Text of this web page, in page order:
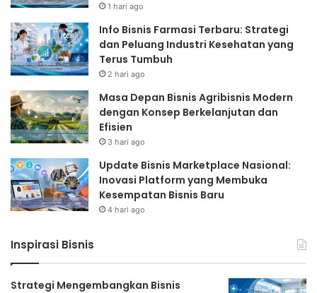
1 hari ago
Info Bisnis Farmasi Terbaru: Strategi
dan Peluang Industri Kesehatan yang
Terus Tumbuh
2 hari ago
Masa Depan Bisnis Agribisnis Modern
dengan Konsep Berkelanjutan dan
Efisien
3 hari ago
Update Bisnis Marketplace Nasional:
Inovasi Platform yang Membuka
Kesempatan Bisnis Baru
4 hari ago
Inspirasi Bisnis
Strategi Mengembangkan Bisnis